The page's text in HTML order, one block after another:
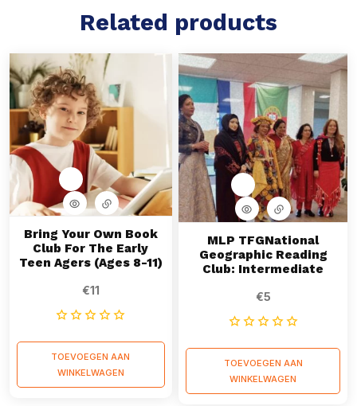
Related products
Bring Your Own Book
Club For The Early
Teen Agers (Ages 8-11)
€11
TOEVOEGEN AAN
WINKELWAGEN
MLP TFGNational
Geographic Reading
Club: Intermediate
€5
TOEVOEGEN AAN
WINKELWAGEN